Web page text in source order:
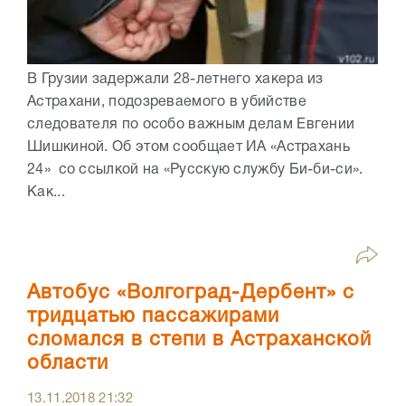
В Грузии задержали 28-летнего хакера из
Астрахани, подозреваемого в убийстве
следователя по особо важным делам Евгении
Шишкиной. Об этом сообщает ИА «Астрахань
24» со ссылкой на «Русскую службу Би-би-си».
Как...
Автобус «Волгоград-Дербент» с
тридцатью пассажирами
сломался в степи в Астраханской
области
13.11.201821:32